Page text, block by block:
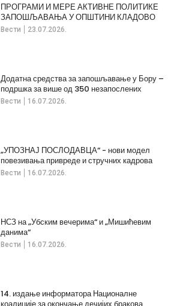
Вести 23.07.2026.
ПРОГРАМИ И МЕРЕ АКТИВНЕ ПОЛИТИКЕ
ЗАПОШЉАВАЊА У ОПШТИНИ КЛАДОВО
Вести 16.07.2026.
Додатна средства за запошљавање у Бору –
подршка за више од 350 незапослених
Вести 16.07.2026.
„УПОЗНАЈ ПОСЛОДАВЦА“ - нови модел
повезивања привреде и стручних кадрова
Вести 16.07.2026.
НСЗ на „Убским вечерима“ и „Мишићевим
данима“
14. издање информатора Националне
коалиције за окончање дечијих бракова